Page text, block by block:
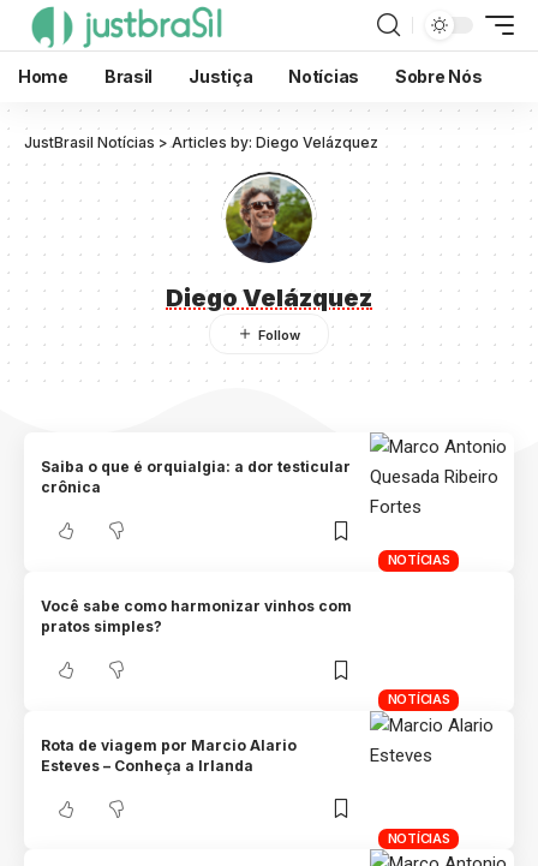
Home Brasil Justiça Notícias Sobre Nós
JustBrasil Notícias >Articles by: Diego Velázquez
Diego Velázquez
NOTÍCIAS
Saiba o que é orquialgia: a dor testicular
crônica
NOTÍCIAS
Você sabe como harmonizar vinhos com
pratos simples?
NOTÍCIAS
Rota de viagem por Marcio Alario
Esteves – Conheça a Irlanda